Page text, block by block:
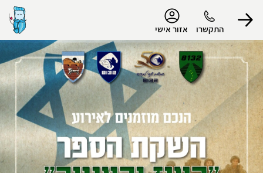
התקשרו אזור אישי
הפרופיל שלי
התנתק